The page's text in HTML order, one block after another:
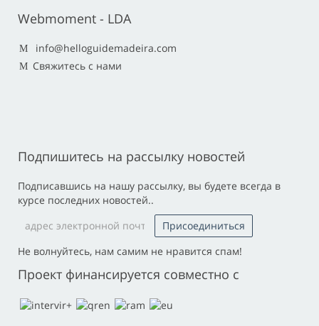
Webmoment - LDA
info@helloguidemadeira.com
Свяжитесь с нами
Подпишитесь на рассылку новостей
Подписавшись на нашу рассылку, вы будете всегда в
курсе последних новостей..
Не волнуйтесь, нам самим не нравится спам!
Проект финансируется совместно с